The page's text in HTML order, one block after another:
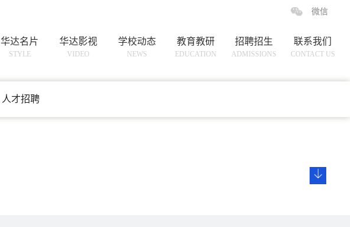
微信
华达名片
STYLE
华达影视
VIDEO
学校动态
NEWS
教育教研
EDUCATION
招聘招生
ADMISSIONS
联系我们
CONTACT US
人才招聘